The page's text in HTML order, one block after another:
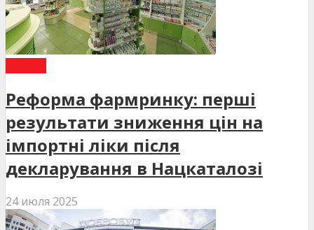
Реформа фармринку: перші
результати зниження цін на
імпортні ліки після
декларування в Нацкаталозі
24 июля 2025